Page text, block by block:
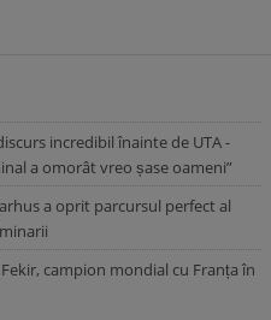
incredibil înainte de UTA -
a omorât vreo șase oameni”
a oprit parcursul perfect al
campion mondial cu Franța în